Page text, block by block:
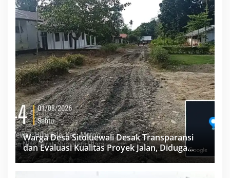
Warga Desa Sitoluewali Desak Transparansi
dan Evaluasi Kualitas Proyek Jalan, Diduga
Minim Informasi